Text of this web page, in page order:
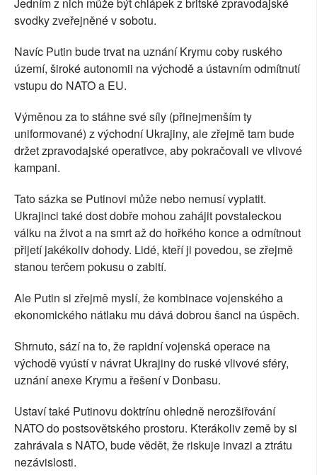
Jedním z nich může být chlápek z britské zpravodajské
svodky zveřejněné v sobotu.
Navíc Putin bude trvat na uznání Krymu coby ruského
území, široké autonomii na východě a ústavním odmítnutí
vstupu do NATO a EU.
Výměnou za to stáhne své síly (přinejmenším ty
uniformované) z východní Ukrajiny, ale zřejmě tam bude
držet zpravodajské operativce, aby pokračovali ve vlivové
kampani.
Tato sázka se Putinovi může nebo nemusí vyplatit.
Ukrajinci také dost dobře mohou zahájit povstaleckou
válku na život a na smrt až do hořkého konce a odmítnout
přijetí jakékoliv dohody. Lidé, kteří ji povedou, se zřejmě
stanou terčem pokusu o zabití.
Ale Putin si zřejmě myslí, že kombinace vojenského a
ekonomického nátlaku mu dává dobrou šanci na úspěch.
Shrnuto, sází na to, že rapidní vojenská operace na
východě vyústí v návrat Ukrajiny do ruské vlivové sféry,
uznání anexe Krymu a řešení v Donbasu.
Ustaví také Putinovu doktrínu ohledně nerozšiřování
NATO do postsovětského prostoru. Kterákoliv země by si
zahrávala s NATO, bude vědět, že riskuje invazi a ztrátu
nezávislosti.